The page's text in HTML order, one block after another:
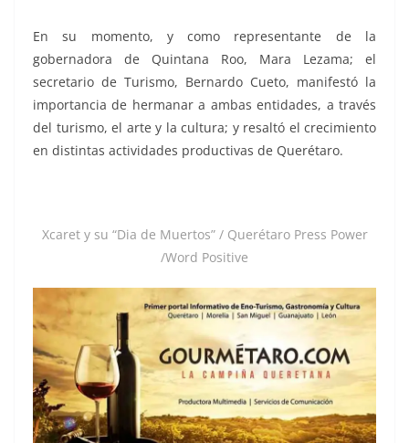
En su momento, y como representante de la
gobernadora de Quintana Roo, Mara Lezama; el
secretario de Turismo, Bernardo Cueto, manifestó la
importancia de hermanar a ambas entidades, a través
del turismo, el arte y la cultura; y resaltó el crecimiento
en distintas actividades productivas de Querétaro.
Xcaret y su “Dia de Muertos” / Querétaro Press Power
/Word Positive